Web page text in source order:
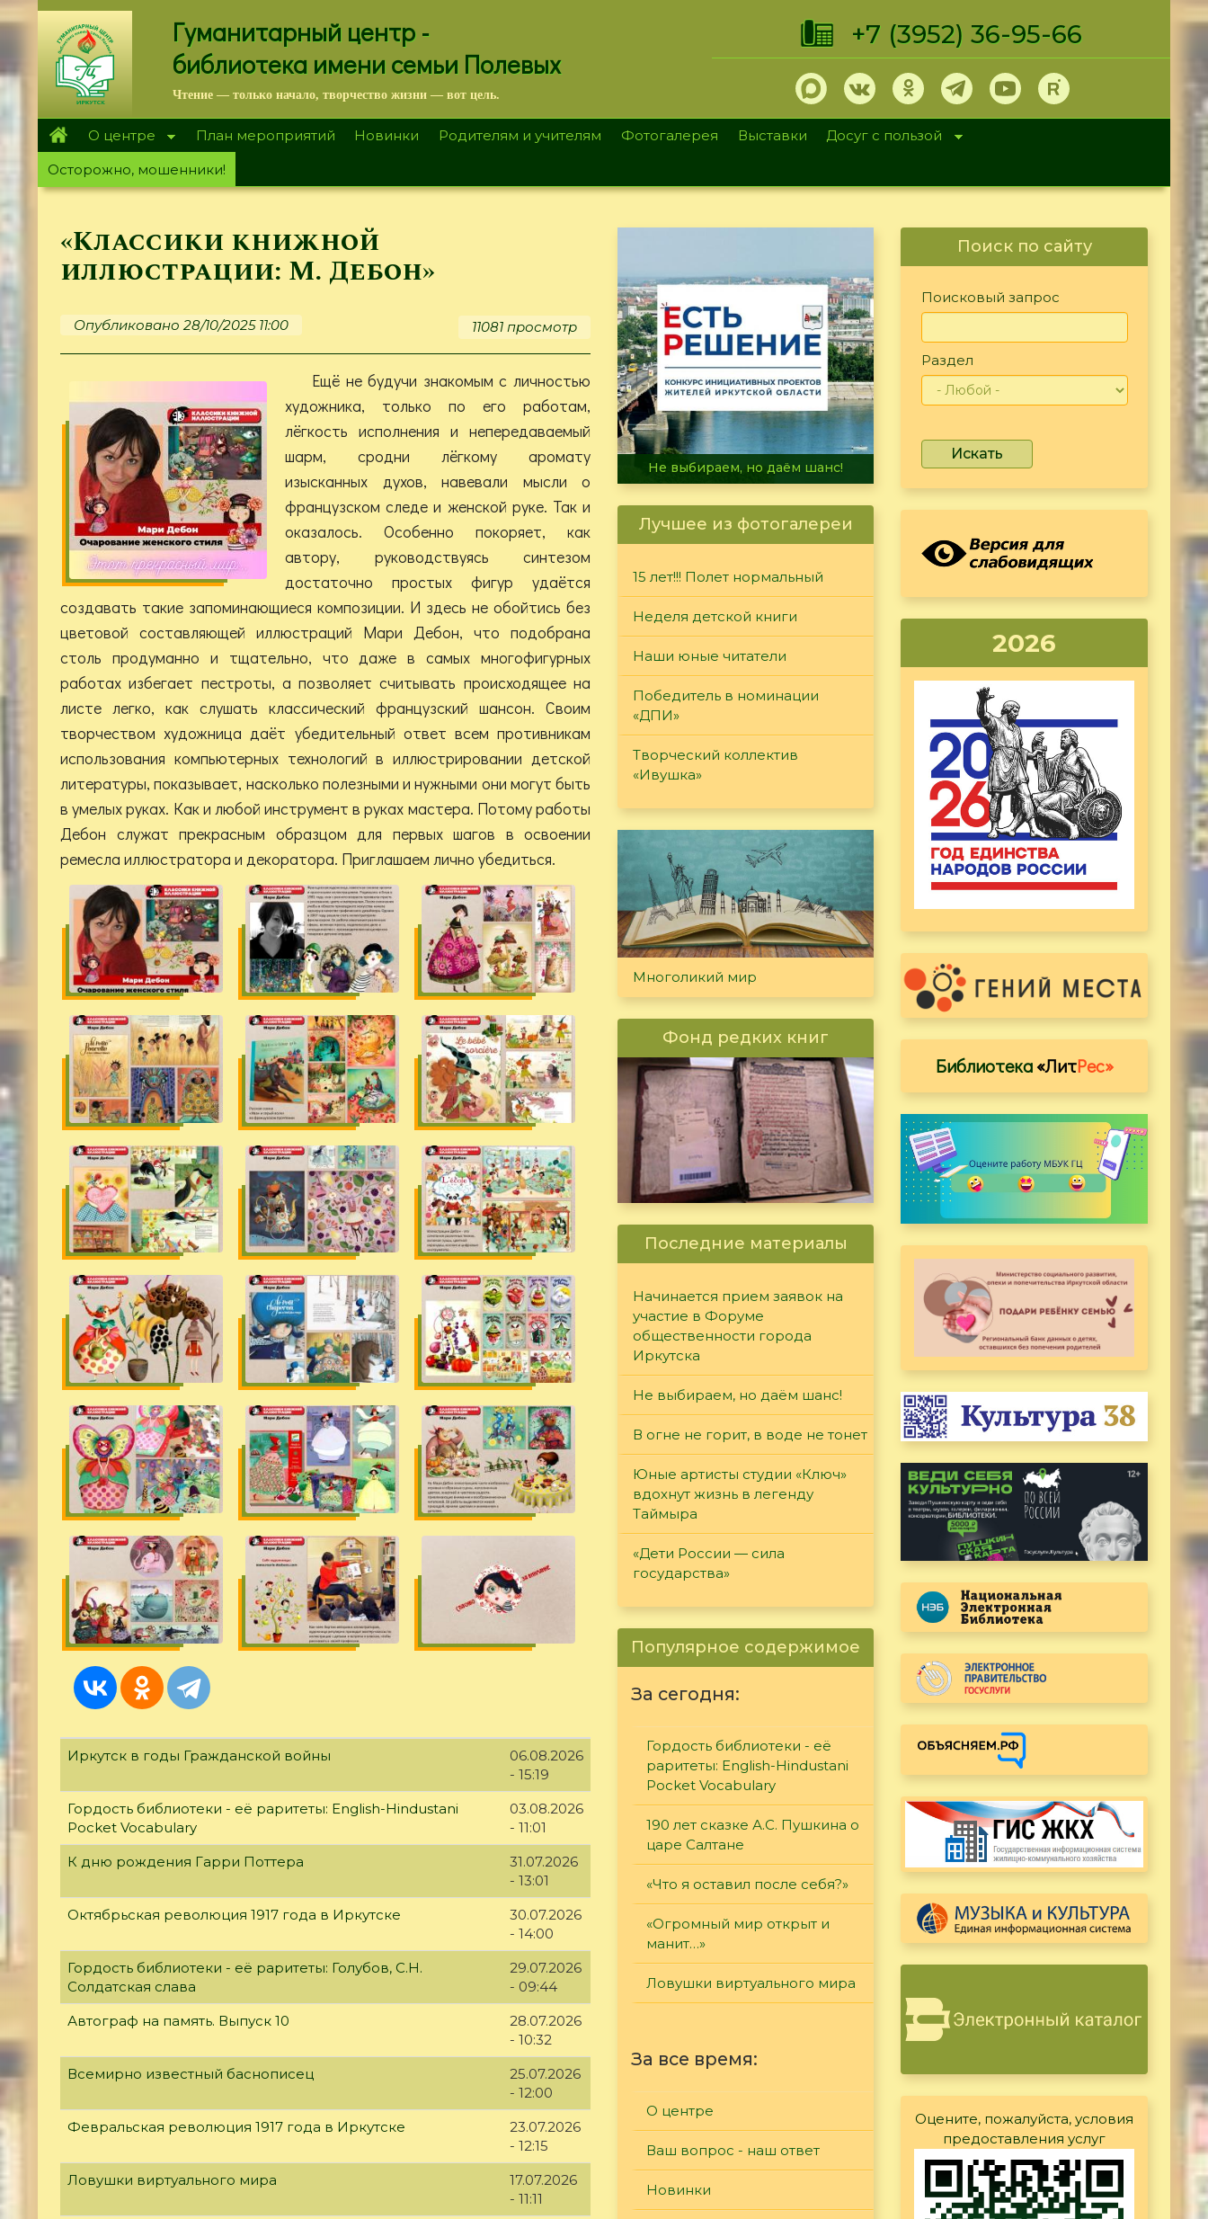
Перейти
к
основному
содержанию
Гуманитарный центр -
библиотека имени семьи Полевых
Чтение — только начало, творчество жизни — вот цель.
+7 (3952) 36-95-66
О центре План мероприятий Новинки Родителям и учителям Фотогалерея Выставки
Досуг с пользой
Осторожно, мошенники!
«Классики книжной
иллюстрации: М. Дебон»
Опубликовано 28/10/2025 11:00 11081 просмотр
Ещё не будучи знакомым с личностью
художника, только по его работам,
лёгкость исполнения и непередаваемый
шарм, сродни лёгкому аромату
изысканных духов, навевали мысли о
французском следе и женской руке. Так и
оказалось. Особенно покоряет, как
автору, руководствуясь синтезом
достаточно простых фигур удаётся
создавать такие запоминающиеся композиции. И здесь не обойтись без
цветовой составляющей иллюстраций Мари Дебон, что подобрана
столь продуманно и тщательно, что даже в самых многофигурных
работах избегает пестроты, а позволяет считывать происходящее на
листе легко, как слушать классический французский шансон. Своим
творчеством художница даёт убедительный ответ всем противникам
использования компьютерных технологий в иллюстрировании детской
литературы, показывает, насколько полезными и нужными они могут быть
в умелых руках. Как и любой инструмент в руках мастера. Потому работы
Дебон служат прекрасным образцом для первых шагов в освоении
ремесла иллюстратора и декоратора. Приглашаем лично убедиться.
Иркутск в годы Гражданской войны
06.08.2026
- 15:19
Гордость библиотеки - её раритеты: English-Hindustani
Pocket Vocabulary
03.08.2026
- 11:01
К дню рождения Гарри Поттера
31.07.2026
- 13:01
Октябрьская революция 1917 года в Иркутске
30.07.2026
- 14:00
Гордость библиотеки - её раритеты: Голубов, С.Н.
Солдатская слава
29.07.2026
- 09:44
Автограф на память. Выпуск 10
28.07.2026
- 10:32
Всемирно известный баснописец
25.07.2026
- 12:00
Февральская революция 1917 года в Иркутске
23.07.2026
- 12:15
Ловушки виртуального мира
17.07.2026
- 11:11
В огне не горит, в воде не тонет
Лучшее из фотогалереи
15 лет!!! Полет нормальный
Неделя детской книги
Наши юные читатели
Победитель в номинации
«ДПИ»
Творческий коллектив
«Ивушка»
Многоликий мир
Фонд редких книг
Последние материалы
Начинается прием заявок на
участие в Форуме
общественности города
Иркутска
Не выбираем, но даём шанс!
В огне не горит, в воде не тонет
Юные артисты студии «Ключ»
вдохнут жизнь в легенду
Таймыра
«Дети России — сила
государства»
Популярное содержимое
За сегодня:
Гордость библиотеки - её
раритеты: English-Hindustani
Pocket Vocabulary
190 лет сказке А.С. Пушкина о
царе Салтане
«Что я оставил после себя?»
«Огромный мир открыт и
манит…»
Ловушки виртуального мира
За все время:
О центре
Ваш вопрос - наш ответ
Новинки
Поиск по сайту
Поисковый запрос
Раздел
Искать
2026
Библиотека«ЛитРес»
Оцените, пожалуйста, условия
предоставления услуг